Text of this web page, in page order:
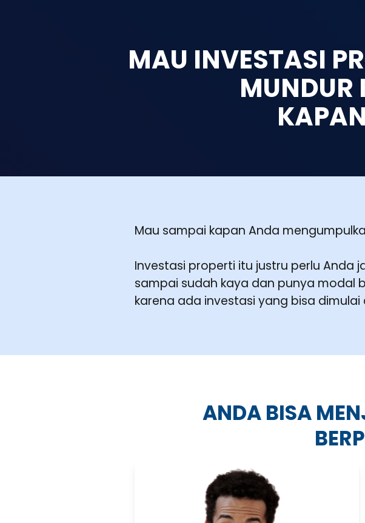
MAU INVESTASI
MUNDUR
Mau sampai kapan Anda
Investasi properti itu justru perlu Anda
sampai sudah kaya dan punya modal
karena ada investasi yang bisa dimulai
ANDA BISA